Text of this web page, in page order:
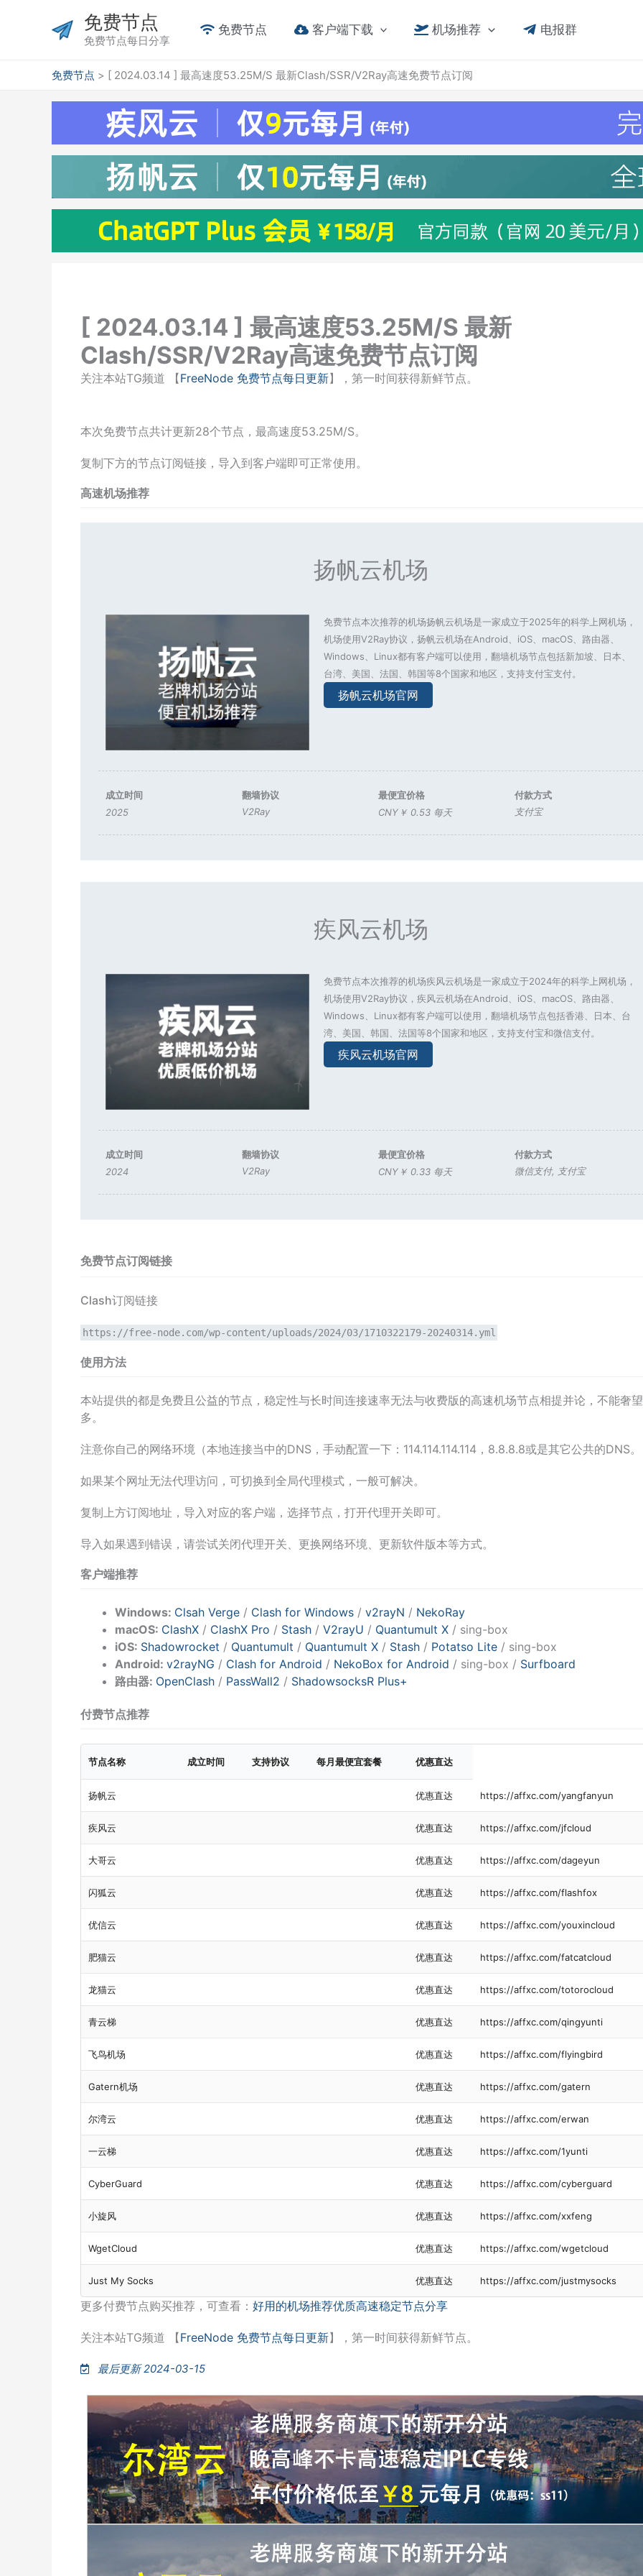
免费节点
免费节点每日分享
免费节点 客户端下载 机场推荐 电报群
免费节点 > [ 2024.03.14 ] 最高速度53.25M/S 最新Clash/SSR/V2Ray高速免费节点订阅
[ 2024.03.14 ] 最高速度53.25M/S 最新
Clash/SSR/V2Ray高速免费节点订阅
关注本站TG频道 【FreeNode 免费节点每日更新】，第一时间获得新鲜节点。
本次免费节点共计更新28个节点，最高速度53.25M/S。
复制下方的节点订阅链接，导入到客户端即可正常使用。
高速机场推荐
扬帆云机场
免费节点本次推荐的机场扬帆云机场是一家成立于2025年的科学上网机场，
机场使用V2Ray协议，扬帆云机场在Android、iOS、macOS、路由器、
Windows、Linux都有客户端可以使用，翻墙机场节点包括新加坡、日本、
台湾、美国、法国、韩国等8个国家和地区，支持支付宝支付。
扬帆云机场官网
成立时间
2025
翻墙协议
V2Ray
最便宜价格
CNY￥ 0.53 每天
付款方式
支付宝
疾风云机场
免费节点本次推荐的机场疾风云机场是一家成立于2024年的科学上网机场，
机场使用V2Ray协议，疾风云机场在Android、iOS、macOS、路由器、
Windows、Linux都有客户端可以使用，翻墙机场节点包括香港、日本、台
湾、美国、韩国、法国等8个国家和地区，支持支付宝和微信支付。
疾风云机场官网
成立时间
2024
翻墙协议
V2Ray
最便宜价格
CNY￥ 0.33 每天
付款方式
微信支付, 支付宝
免费节点订阅链接
Clash订阅链接
https://free-node.com/wp-content/uploads/2024/03/1710322179-20240314.yml
使用方法
本站提供的都是免费且公益的节点，稳定性与长时间连接速率无法与收费版的高速机场节点相提并论，不能奢
多。
注意你自己的网络环境（本地连接当中的DNS，手动配置一下：114.114.114.114，8.8.8.8或是其它公共的DNS
如果某个网址无法代理访问，可切换到全局代理模式，一般可解决。
复制上方订阅地址，导入对应的客户端，选择节点，打开代理开关即可。
导入如果遇到错误，请尝试关闭代理开关、更换网络环境、更新软件版本等方式。
客户端推荐
Windows: Clsah Verge / Clash for Windows / v2rayN / NekoRay
macOS: ClashX / ClashX Pro / Stash / V2rayU / Quantumult X / sing-box
iOS: Shadowrocket / Quantumult / Quantumult X / Stash / Potatso Lite / sing-box
Android: v2rayNG / Clash for Android / NekoBox for Android / sing-box / Surfboard
路由器: OpenClash / PassWall2 / ShadowsocksR Plus+
付费节点推荐
节点名称 成立时间 支持协议 每月最便宜套餐 优惠直达
扬帆云 优惠直达 https://affxc.com/yangfanyun
疾风云 优惠直达 https://affxc.com/jfcloud
大哥云 优惠直达 https://affxc.com/dageyun
闪狐云 优惠直达 https://affxc.com/flashfox
优信云 优惠直达 https://affxc.com/youxincloud
肥猫云 优惠直达 https://affxc.com/fatcatcloud
龙猫云 优惠直达 https://affxc.com/totorocloud
青云梯 优惠直达 https://affxc.com/qingyunti
飞鸟机场 优惠直达 https://affxc.com/flyingbird
Gatern机场 优惠直达 https://affxc.com/gatern
尔湾云 优惠直达 https://affxc.com/erwan
一云梯 优惠直达 https://affxc.com/1yunti
CyberGuard 优惠直达 https://affxc.com/cyberguard
小旋风 优惠直达 https://affxc.com/xxfeng
WgetCloud 优惠直达 https://affxc.com/wgetcloud
Just My Socks 优惠直达 https://affxc.com/justmysocks
更多付费节点购买推荐，可查看： 好用的机场推荐优质高速稳定节点分享
关注本站TG频道 【FreeNode 免费节点每日更新】，第一时间获得新鲜节点。
最后更新 2024-03-15